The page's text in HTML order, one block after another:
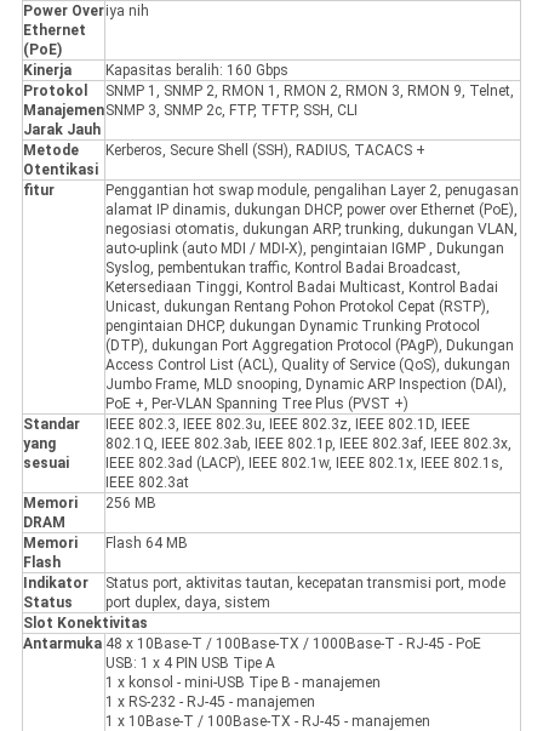
Power Over
Ethernet
(PoE)
iya nih
Kinerja
Kapasitas beralih: 160 Gbps
Protokol
Manajemen
Jarak Jauh
SNMP 1, SNMP 2, RMON 1, RMON 2, RMON 3, RMON 9, Telnet,
SNMP 3, SNMP 2c, FTP, TFTP, SSH, CLI
Metode
Otentikasi
Kerberos, Secure Shell (SSH), RADIUS, TACACS +
fitur
Penggantian hot swap module, pengalihan Layer 2, penugasan
alamat IP dinamis, dukungan DHCP, power over Ethernet (PoE),
negosiasi otomatis, dukungan ARP, trunking, dukungan VLAN,
auto-uplink (auto MDI / MDI-X), pengintaian IGMP , Dukungan
Syslog, pembentukan traffic, Kontrol Badai Broadcast,
Ketersediaan Tinggi, Kontrol Badai Multicast, Kontrol Badai
Unicast, dukungan Rentang Pohon Protokol Cepat (RSTP),
pengintaian DHCP, dukungan Dynamic Trunking Protocol
(DTP), dukungan Port Aggregation Protocol (PAgP), Dukungan
Access Control List (ACL), Quality of Service (QoS), dukungan
Jumbo Frame, MLD snooping, Dynamic ARP Inspection (DAI),
PoE +, Per-VLAN Spanning Tree Plus (PVST +)
Standar
yang
sesuai
IEEE 802.3, IEEE 802.3u, IEEE 802.3z, IEEE 802.1D, IEEE
802.1Q, IEEE 802.3ab, IEEE 802.1p, IEEE 802.3af, IEEE 802.3x,
IEEE 802.3ad (LACP), IEEE 802.1w, IEEE 802.1x, IEEE 802.1s,
IEEE 802.3at
Memori
DRAM
256 MB
Memori
Flash
Flash 64 MB
Indikator
Status
Status port, aktivitas tautan, kecepatan transmisi port, mode
port duplex, daya, sistem
Slot Konektivitas
Antarmuka 48 x 10Base-T / 100Base-TX / 1000Base-T - RJ-45 - PoE
USB: 1 x 4 PIN USB Tipe A
1 x konsol - mini-USB Tipe B - manajemen
1 x RS-232 - RJ-45 - manajemen
1 x 10Base-T / 100Base-TX - RJ-45 - manajemen